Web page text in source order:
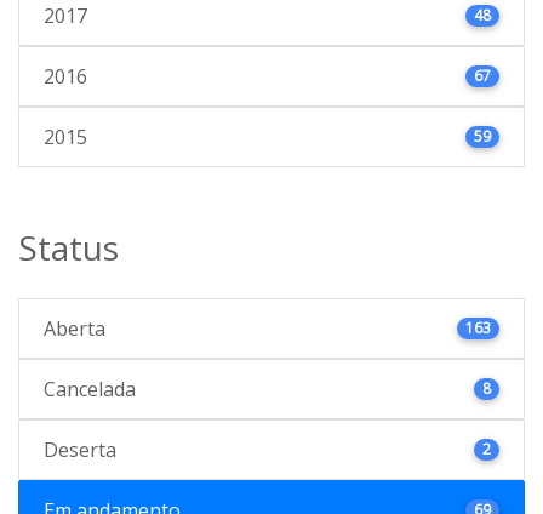
2017 48
2016 67
2015 59
Status
Aberta 163
Cancelada 8
Deserta 2
69